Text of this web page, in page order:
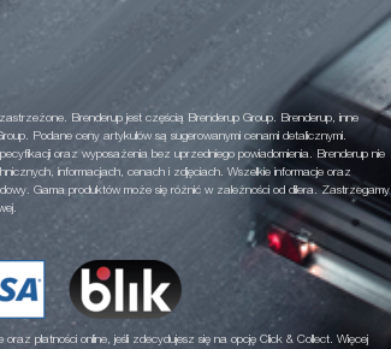
Brenderup jest częścią Brenderup Group. Brenderup, inne
Podane ceny artykułów są sugerowanymi cenami detalicznymi.
oraz wyposażenia bez uprzedniego powiadomienia. Brenderup nie
informacjach, cenach i zdjęciach. Wszelkie informacje oraz
Gama produktów może się różnić w zależności od dilera. Zastrzegamy
płatności online, jeśli zdecydujesz się na opcję Click & Collect. Więcej